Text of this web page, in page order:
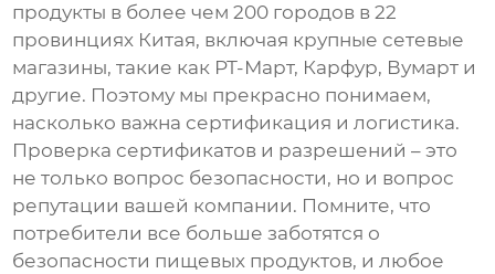
продукты в более чем 200 городов в 22
провинциях Китая, включая крупные сетевые
магазины, такие как РТ-Март, Карфур, Вумарт и
другие. Поэтому мы прекрасно понимаем,
насколько важна сертификация и логистика.
Проверка сертификатов и разрешений – это
не только вопрос безопасности, но и вопрос
репутации вашей компании. Помните, что
потребители все больше заботятся о
безопасности пищевых продуктов, и любое